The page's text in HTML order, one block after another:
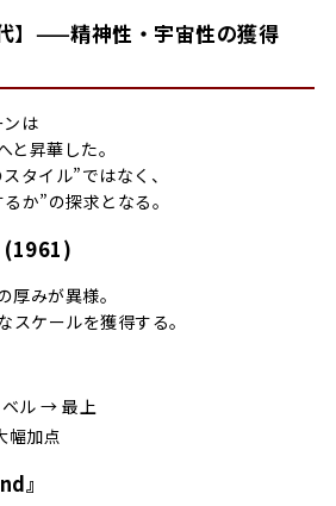
】——精神性・宇宙性の獲得
は
と昇華した。
タイル”ではなく、
か”の探求となる。
厚みが異様。
スケールを獲得する。
ル → 最上
幅加点
』